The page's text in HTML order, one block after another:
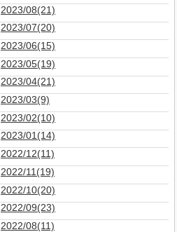
2023/08(21)
2023/07(20)
2023/06(15)
2023/05(19)
2023/04(21)
2023/03(9)
2023/02(10)
2023/01(14)
2022/12(11)
2022/11(19)
2022/10(20)
2022/09(23)
2022/08(11)